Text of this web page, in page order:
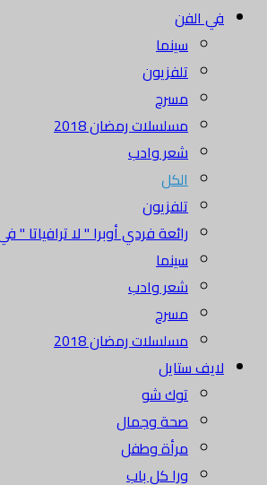
في الفن
سينما
تلفزيون
مسرح
مسلسلات رمضان 2018
شعر وادب
الكل
تلفزيون
رائعة فردي أوبرا " لا ترافياتا "
سينما
شعر وادب
مسرح
مسلسلات رمضان 2018
لايف ستايل
توك شو
صحة وجمال
مرأة وطفل
ورا كل باب